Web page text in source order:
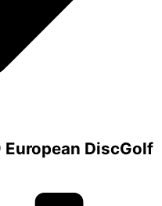
DiscGolf